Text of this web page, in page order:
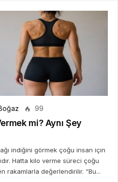
99
mi? Aynı Şey
indiğini görmek çoğu insan için
Hatta kilo verme süreci çoğu
rakamlarla değerlendirilir. “Bu...